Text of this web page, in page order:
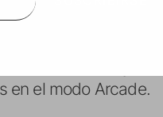
su espíritu a primera
de un nivel y
en el modo Arcade.